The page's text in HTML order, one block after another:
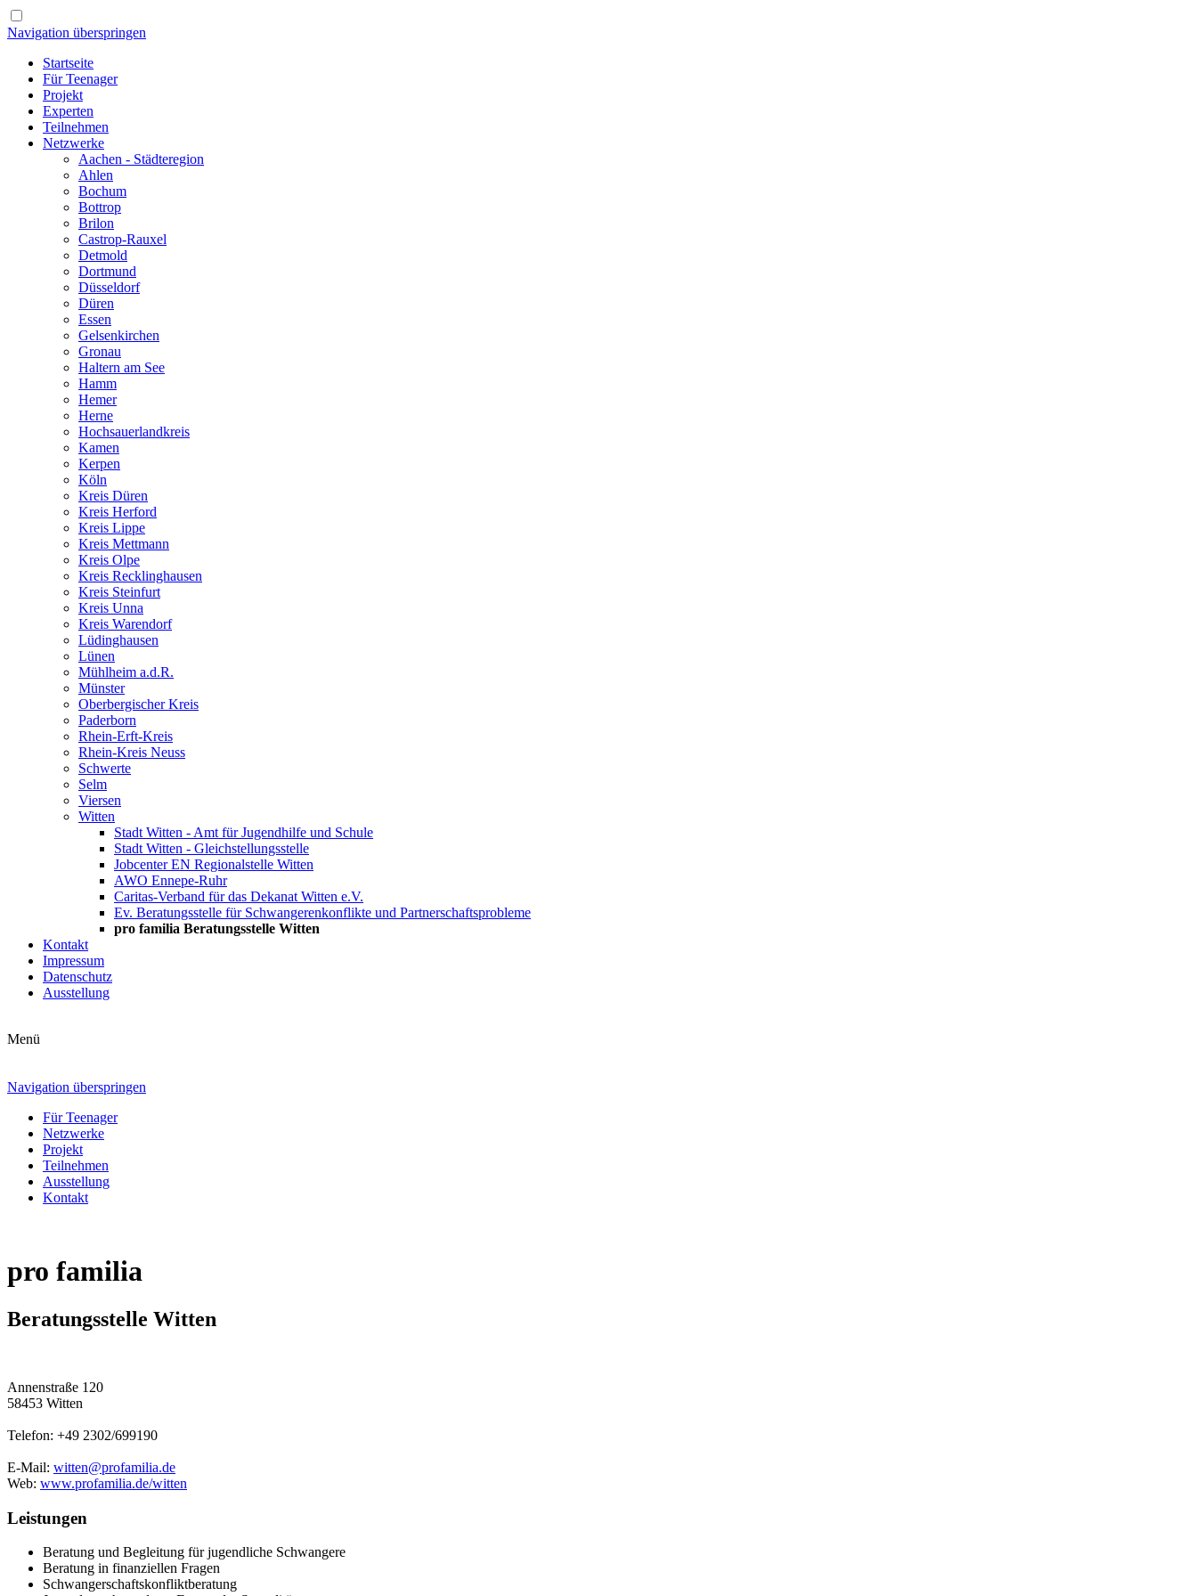
Navigation überspringen
Startseite
Für Teenager
Projekt
Experten
Teilnehmen
Netzwerke
Aachen - Städteregion
Ahlen
Bochum
Bottrop
Brilon
Castrop-Rauxel
Detmold
Dortmund
Düsseldorf
Düren
Essen
Gelsenkirchen
Gronau
Haltern am See
Hamm
Hemer
Herne
Hochsauerlandkreis
Kamen
Kerpen
Köln
Kreis Düren
Kreis Herford
Kreis Lippe
Kreis Mettmann
Kreis Olpe
Kreis Recklinghausen
Kreis Steinfurt
Kreis Unna
Kreis Warendorf
Lüdinghausen
Lünen
Mühlheim a.d.R.
Münster
Oberbergischer Kreis
Paderborn
Rhein-Erft-Kreis
Rhein-Kreis Neuss
Schwerte
Selm
Viersen
Witten
Stadt Witten - Amt für Jugendhilfe und Schule
Stadt Witten - Gleichstellungsstelle
Jobcenter EN Regionalstelle Witten
AWO Ennepe-Ruhr
Caritas-Verband für das Dekanat Witten e.V.
Ev. Beratungsstelle für Schwangerenkonflikte und Partnerschaftsprobleme
pro familia Beratungsstelle Witten
Kontakt
Impressum
Datenschutz
Ausstellung
Menü
Navigation überspringen
Für Teenager
Netzwerke
Projekt
Teilnehmen
Ausstellung
Kontakt
pro familia
Beratungsstelle Witten
Annenstraße 120
58453 Witten
Telefon: +49 2302/699190
E-Mail: witten@profamilia.de
Web: www.profamilia.de/witten
Leistungen
Beratung und Begleitung für jugendliche Schwangere
Beratung in finanziellen Fragen
Schwangerschaftskonfliktberatung